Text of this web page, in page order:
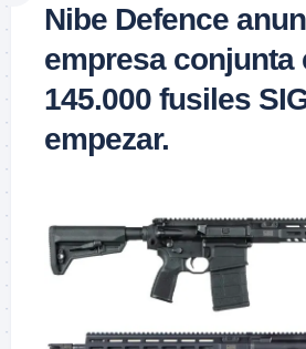
Nibe Defence
empresa conjunta
145.000 fusiles
empezar.